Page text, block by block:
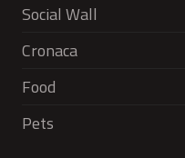
Social Wall
Cronaca
Food
Pets